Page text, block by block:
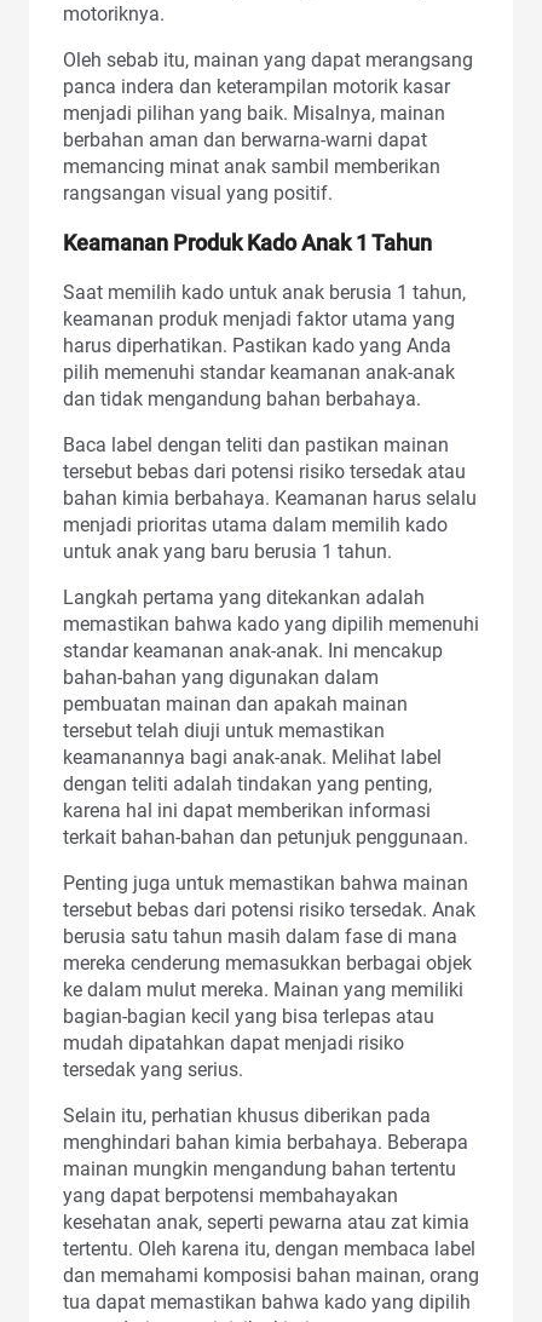
motoriknya.
Oleh sebab itu, mainan yang dapat merangsang
panca indera dan keterampilan motorik kasar
menjadi pilihan yang baik. Misalnya, mainan
berbahan aman dan berwarna-warni dapat
memancing minat anak sambil memberikan
rangsangan visual yang positif.
Keamanan Produk Kado Anak 1 Tahun
Saat memilih kado untuk anak berusia 1 tahun,
keamanan produk menjadi faktor utama yang
harus diperhatikan. Pastikan kado yang Anda
pilih memenuhi standar keamanan anak-anak
dan tidak mengandung bahan berbahaya.
Baca label dengan teliti dan pastikan mainan
tersebut bebas dari potensi risiko tersedak atau
bahan kimia berbahaya. Keamanan harus selalu
menjadi prioritas utama dalam memilih kado
untuk anak yang baru berusia 1 tahun.
Langkah pertama yang ditekankan adalah
memastikan bahwa kado yang dipilih memenuhi
standar keamanan anak-anak. Ini mencakup
bahan-bahan yang digunakan dalam
pembuatan mainan dan apakah mainan
tersebut telah diuji untuk memastikan
keamanannya bagi anak-anak. Melihat label
dengan teliti adalah tindakan yang penting,
karena hal ini dapat memberikan informasi
terkait bahan-bahan dan petunjuk penggunaan.
Penting juga untuk memastikan bahwa mainan
tersebut bebas dari potensi risiko tersedak. Anak
berusia satu tahun masih dalam fase di mana
mereka cenderung memasukkan berbagai objek
ke dalam mulut mereka. Mainan yang memiliki
bagian-bagian kecil yang bisa terlepas atau
mudah dipatahkan dapat menjadi risiko
tersedak yang serius.
Selain itu, perhatian khusus diberikan pada
menghindari bahan kimia berbahaya. Beberapa
mainan mungkin mengandung bahan tertentu
yang dapat berpotensi membahayakan
kesehatan anak, seperti pewarna atau zat kimia
tertentu. Oleh karena itu, dengan membaca label
dan memahami komposisi bahan mainan, orang
tua dapat memastikan bahwa kado yang dipilih